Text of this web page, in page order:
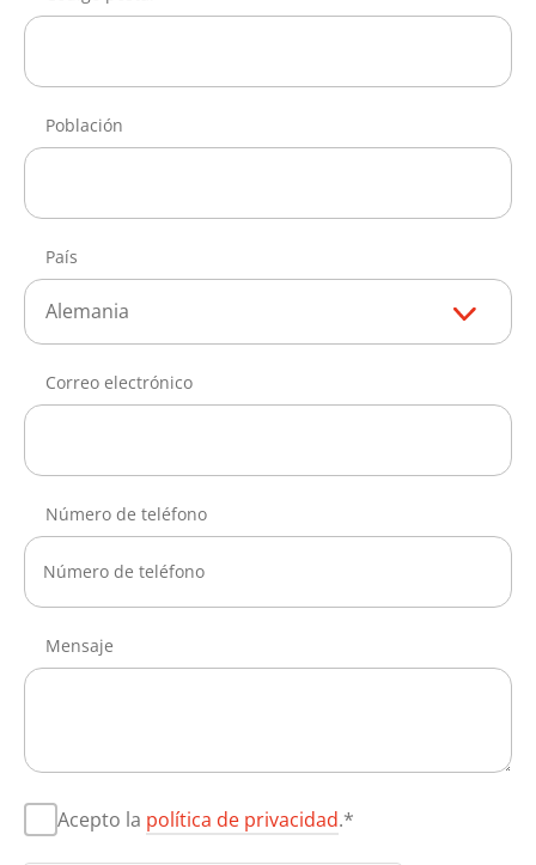
Población
País
Alemania
Correo electrónico
Número de teléfono
Mensaje
Acepto la política de privacidad.*